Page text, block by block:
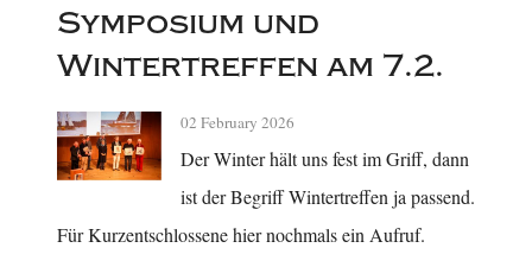
Symposium und
Wintertreffen am 7.2.
02 February 2026
Der Winter hält uns fest im Griff, dann
ist der Begriff Wintertreffen ja passend.
Für Kurzentschlossene hier nochmals ein Aufruf.